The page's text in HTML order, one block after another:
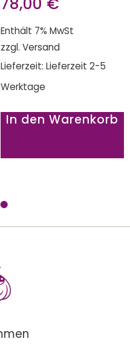
Enthält 7% MwSt
zzgl. Versand
Lieferzeit: Lieferzeit 2-5
Werktage
In den Warenkorb